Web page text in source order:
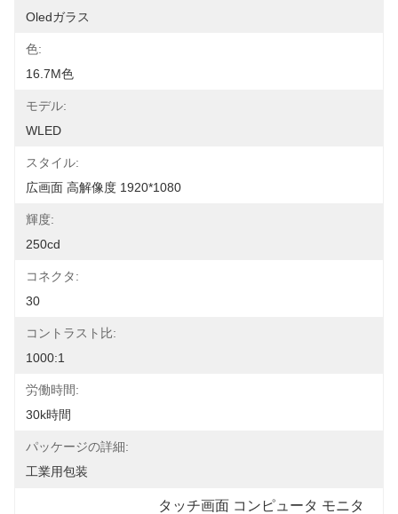
Oledガラス
色:
16.7M色
モデル:
WLED
スタイル:
広画面 高解像度 1920*1080
輝度:
250cd
コネクタ:
30
コントラスト比:
1000:1
労働時間:
30k時間
パッケージの詳細:
工業用包装
タッチ画面 コンピュータ モニタ